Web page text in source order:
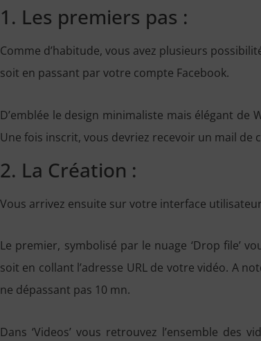
1. Les premiers pas :
Comme d’habitude, vous avez plusieurs
soit en passant par votre compte Facebook.
D’emblée le design minimaliste mais élégant de
Une fois inscrit, vous devriez recevoir un mail de
2. La Création :
Vous arrivez ensuite sur votre interface
Le premier, symbolisé par le nuage ‘Drop file’
soit en collant l’adresse URL de votre vidéo. A
ne dépassant pas 10 mn.
Dans ‘Videos’ vous retrouvez l’ensemble des